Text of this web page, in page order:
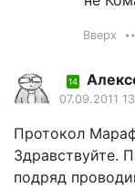
Вверх
14
07.09.2011
Протокол
Здравствуйте.
подряд